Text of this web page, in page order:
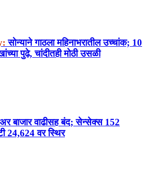
सोन्याने गाठला महिनाभरातील उच्चांक; 10
पुढे, चांदीतही मोठी उसळी
बाजार वाढीसह बंद; सेन्सेक्स 152
24,624 वर स्थिर